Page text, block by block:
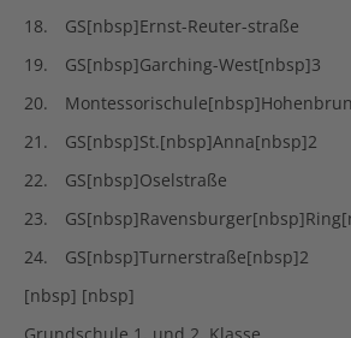
18.
GS[nbsp]Ernst-Reuter-straße
19.
GS[nbsp]Garching-West[nbsp]3
20.
21.
GS[nbsp]St.[nbsp]Anna[nbsp]2
22.
GS[nbsp]Oselstraße
23.
24.
GS[nbsp]Turnerstraße[nbsp]2
[nbsp] [nbsp]